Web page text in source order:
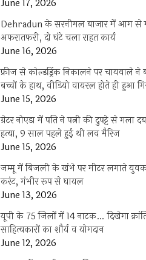
June 17, 2026
Dehradun के सरनीमल बाजार में आग से
अफरातफरी, दो घंटे चला राहत कार्य
June 16, 2026
फ्रीज से कोल्डड्रिंक निकालने पर चायवाले ने
बच्चों के हाथ, वीडियो वायरल होते ही हुआ
June 15, 2026
ग्रेटर नोएडा में पति ने पत्नी की दुपट्टे से गला
हत्या, 9 साल पहले हुई थी लव मैरिज
June 15, 2026
जम्मू में बिजली के खंभे पर मीटर लगाते
करंट, गंभीर रूप से घायल
June 13, 2026
यूपी के 75 जिलों में 14 नाटक… दिखेगा
साहित्यकारों का शौर्य व योगदान
June 12, 2026